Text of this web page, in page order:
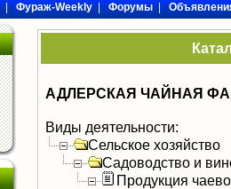
|Фураж-Weekly|Форумы|
АДЛЕРСКАЯ ЧАЙНАЯ
Виды деятельности:
Сельское хозяйство
Садоводство и
Продукция